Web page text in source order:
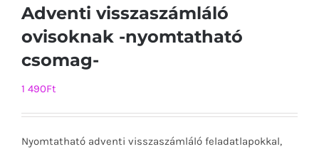
Adventi visszaszámláló
ovisoknak -nyomtatható
csomag-
1 490Ft
Nyomtatható adventi visszaszámláló feladatlapokkal,